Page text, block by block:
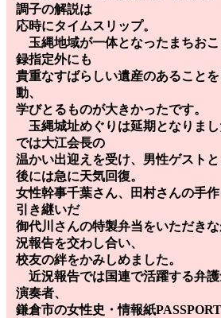
調子の解説は
応時にタイムスリップ。
玉縄地域が一体となったまちお
録指定外にも
貴重なすばらしい遺産のあること
動、
学びとるものが大きかったです。
玉縄城址めぐりは延期となりまし
では大江会長の
温かい出迎えを受け、男性ゲスト
後には急に天気回復。
女性幹事千葉さん、田村さんの手
引き継いだ
御代川さんの特製弁当をいただき
況報告を交わし合い、
校友の絆をかみしめました。
近況報告では国連で活躍する弁
演奏者、
鎌倉市の女性史・情報紙